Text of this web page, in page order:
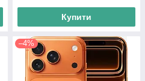
Купити
–4%